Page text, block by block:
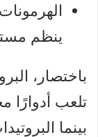
ينظم
باختصار،
تلعب أدوارًا
بينما